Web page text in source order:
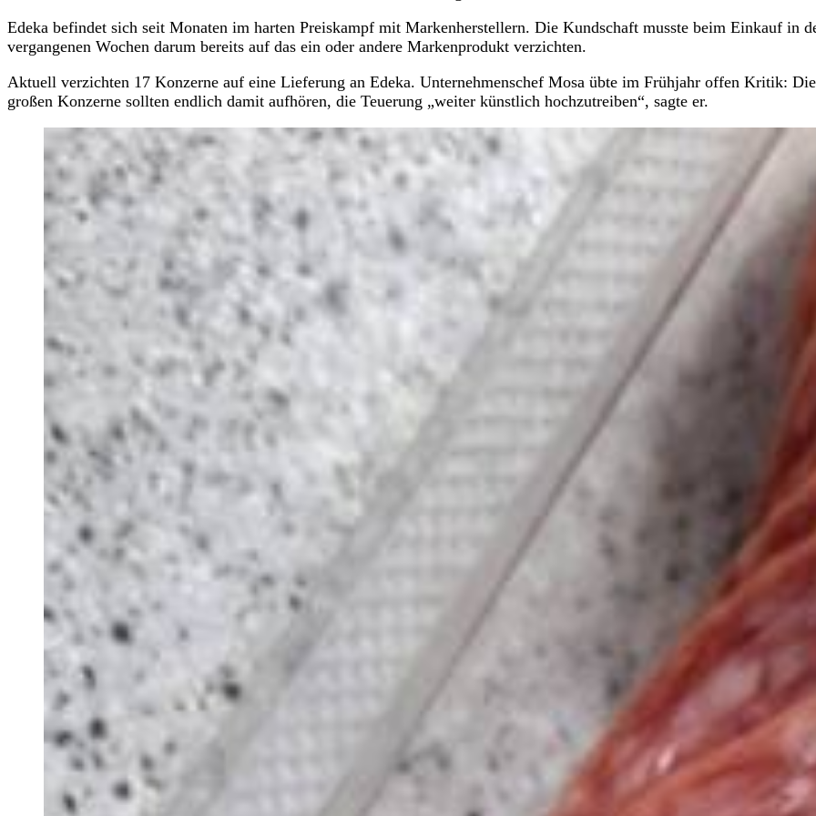
Edeka befindet sich seit Monaten im harten Preiskampf mit Markenherstellern. Die Kundschaft musste beim Einkauf in
vergangenen Wochen darum bereits auf das ein oder andere Markenprodukt verzichten.
Aktuell verzichten 17 Konzerne auf eine Lieferung an Edeka. Unternehmenschef Mosa übte im Frühjahr offen Kritik: Die
großen Konzerne sollten endlich damit aufhören, die Teuerung „weiter künstlich hochzutreiben“, sagte er.